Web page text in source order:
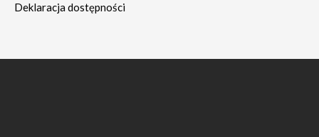
Deklaracja dostępności